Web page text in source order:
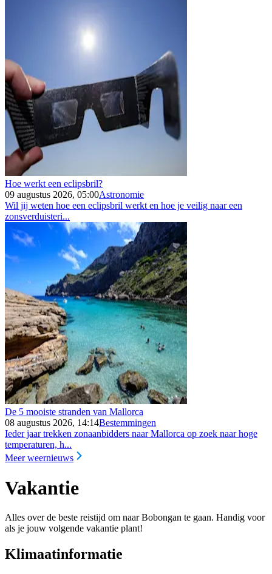
Hoe werkt een eclipsbril?
09 augustus 2026, 05:00Astronomie
Wil jij weten hoe een eclipsbril werkt en hoe je veilig naar een
zonsverduisteri...
De 5 mooiste stranden van Mallorca
08 augustus 2026, 14:14Bestemmingen
Ieder jaar trekken zonaanbidders naar Mallorca op zoek naar hoge
temperaturen, h...
Meer weernieuws
Vakantie
Alles over de beste reistijd om naar Bobongan te gaan. Handig voor
als je jouw volgende vakantie plant!
Klimaatinformatie